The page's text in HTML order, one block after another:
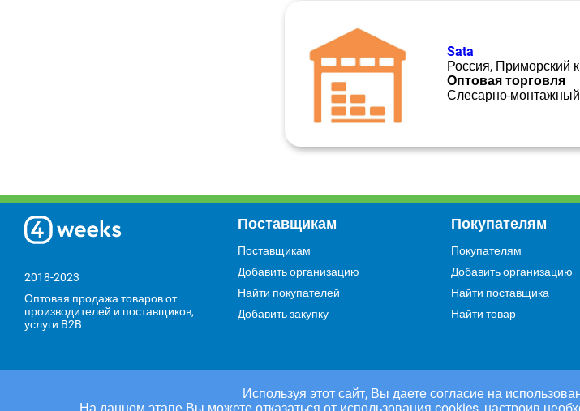
Sata
Россия, Приморский
Оптовая торговля
Слесарно-
Используя этот сайт, Вы даете согласие на
На данном этапе Вы можете отказаться от использования cookies, настроив
2018-2023
Оптовая продажа товаров от
производителей и поставщиков,
услуги B2B
Поставщикам
Поставщикам
Добавить организацию
Найти покупателей
Добавить закупку
Покупателям
Покупателям
Добавить организацию
Найти поставщика
Найти товар